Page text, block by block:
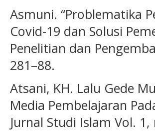
Asmuni. “Problematika
Covid-19 dan Solusi
Penelitian dan
281–88.
Atsani, KH. Lalu Gede
Media Pembelajaran
Jurnal Studi Islam Vol.